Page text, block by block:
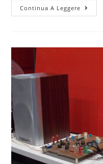
Continua A Leggere